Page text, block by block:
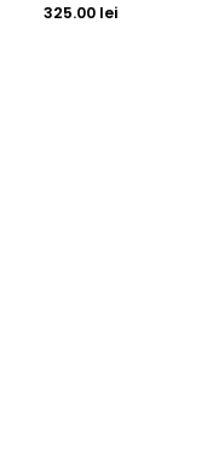
325.00 lei